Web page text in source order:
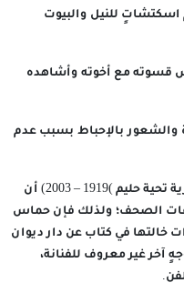
اسكتشاتٍ للنيل والبيوت
قسوته مع أخوته وأشاهده
بالإحباط بسبب عدم
يكاد الكلام عن الفنانة التشكيلية المصرية تحية حليم )1919 – 2003) أن
الصحف؛ ولذلك فإن حماس
خالتها في كتاب عن دار ديوان
آخر غير معروف للفنانة،